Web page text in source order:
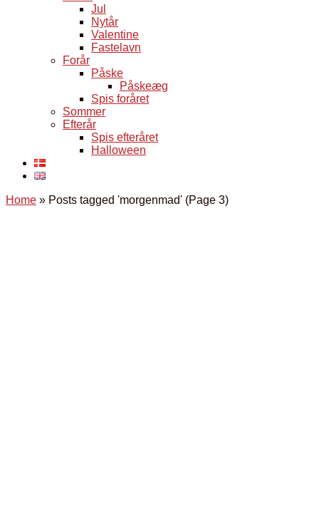
Jul
Nytår
Valentine
Fastelavn
Forår
Påske
Påskeæg
Spis foråret
Sommer
Efterår
Spis efteråret
Halloween
Home » Posts tagged 'morgenmad' (Page 3)